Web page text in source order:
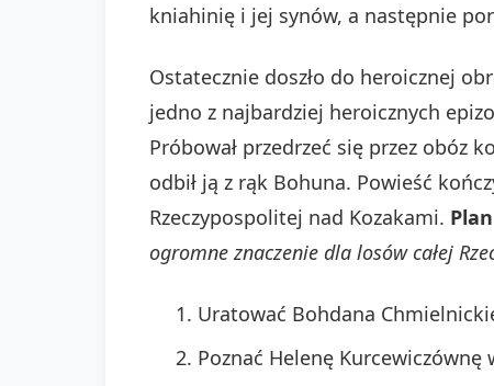
kniahinię i jej synów, a następnie
Ostatecznie doszło do heroicznej
jedno z najbardziej heroicznych
Próbował przedrzeć się przez obóz
odbił ją z rąk Bohuna. Powieść
Rzeczypospolitej nad Kozakami.
ogromne znaczenie dla losów całej
Uratować Bohdana
Poznać Helenę Kurcewiczównę